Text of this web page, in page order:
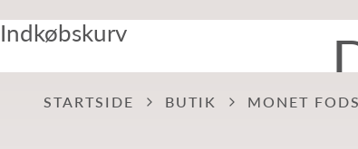
Indkøbskurv
STARTSIDE BUTIK MONET